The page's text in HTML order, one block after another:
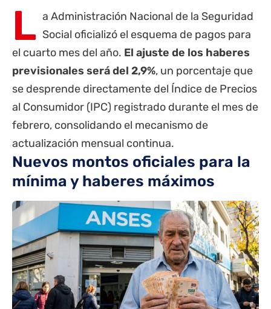
L a Administración Nacional de la Seguridad
Social oficializó el esquema de pagos para
el cuarto mes del año. El ajuste de los haberes
previsionales será del 2,9%, un porcentaje que
se desprende directamente del Índice de Precios
al Consumidor (IPC) registrado durante el mes de
febrero, consolidando el mecanismo de
actualización mensual continua.
Nuevos montos oficiales para la
mínima y haberes máximos